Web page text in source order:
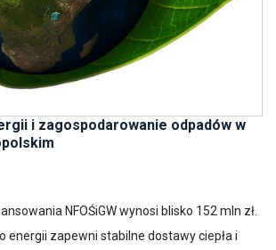
i zagospodarowanie odpadów w
NFOŚiGW wynosi blisko 152 mln zł.
energii zapewni stabilne dostawy ciepła i